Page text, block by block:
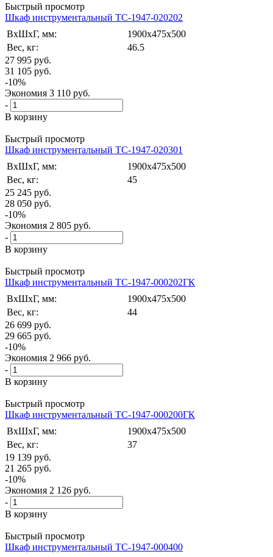
Быстрый просмотр
Шкаф инструментальный TC-1947-020202
ВxШxГ, мм:
1900x475x500
Вес, кг:
46.5
27 995 руб.
31 105 руб.
-10%
Экономия 3 110 руб.
-
В корзину
Быстрый просмотр
Шкаф инструментальный TC-1947-020301
ВxШxГ, мм:
1900x475x500
Вес, кг:
45
25 245 руб.
28 050 руб.
-10%
Экономия 2 805 руб.
-
В корзину
Быстрый просмотр
Шкаф инструментальный TC-1947-000202ГК
ВxШxГ, мм:
1900x475x500
Вес, кг:
44
26 699 руб.
29 665 руб.
-10%
Экономия 2 966 руб.
-
В корзину
Быстрый просмотр
Шкаф инструментальный TC-1947-000200ГК
ВxШxГ, мм:
1900x475x500
Вес, кг:
37
19 139 руб.
21 265 руб.
-10%
Экономия 2 126 руб.
-
В корзину
Быстрый просмотр
Шкаф инструментальный TC-1947-000400